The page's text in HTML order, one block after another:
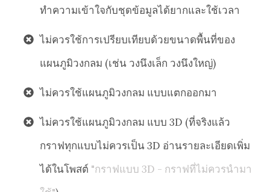
ทำความเข้าใจกับชุดข้อมูลได้ยากและใช้เวลา
ไม่ควรใช้การเปรียบเทียบด้วยขนาดพื้นที่ของ
แผนภูมิวงกลม (เช่น วงนึงเล็ก วงนึงใหญ่)
ไม่ควรใช้แผนภูมิวงกลม แบบแตกออกมา
ไม่ควรใช้แผนภูมิวงกลม แบบ 3D (ที่จริงแล้ว
กราฟทุกแบบไม่ควรเป็น 3D อ่านรายละเอียดเพิ่ม
ได้ในโพสต์ "กราฟแบบ 3D - กราฟที่ไม่ควรนำมา